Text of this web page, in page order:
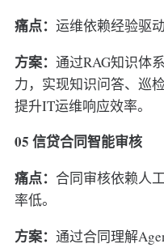
痛点： 运维依赖经验驱
方案： 通过RAG知识体
力，实现知识问答、巡
提升IT运维响应效率。
05 信贷合同智能审核
痛点： 合同审核依赖人
率低。
方案： 通过合同理解